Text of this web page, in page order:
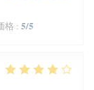
格 : 5/5